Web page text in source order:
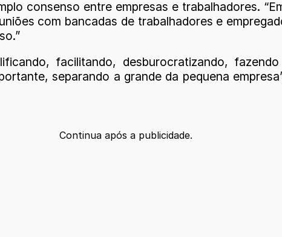
consenso entre empresas e trabalhadores.
com bancadas de trabalhadores e
facilitando, desburocratizando,
separando a grande da pequena
Continua após a publicidade.